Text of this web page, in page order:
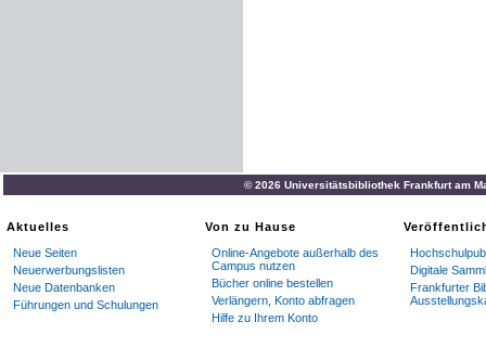
© 2026 Universitätsbibliothek Frankfurt am
Aktuelles
Neue Seiten
Neuerwerbungslisten
Neue Datenbanken
Führungen und Schulungen
Von zu Hause
Online-Angebote außerhalb des
Campus nutzen
Bücher online bestellen
Verlängern, Konto abfragen
Hilfe zu Ihrem Konto
Digitale
Frankfurter